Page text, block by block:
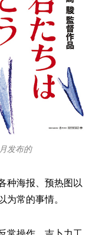
发布的
种海报、预热图以
常的事情。